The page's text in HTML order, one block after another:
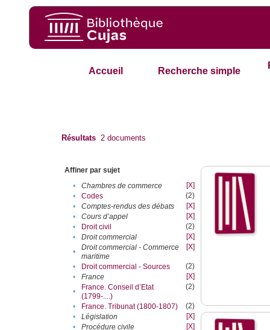
Accueil Recherche simple
Résultats 2 documents
Affiner par sujet
•
Chambres de commerce
[X]
•
Codes
(2)
•
Comptes-rendus des débats
[X]
•
Cours d’appel
[X]
•
Droit civil
(2)
•
Droit commercial
[X]
•
Droit commercial - Commerce
maritime
[X]
• Droit commercial - Sources
(2)
•
France
[X]
•
France. Conseil d’Etat
(1799-....)
(2)
• France. Tribunat (1800-1807)
(2)
•
Législation
[X]
•
Procédure civile
[X]